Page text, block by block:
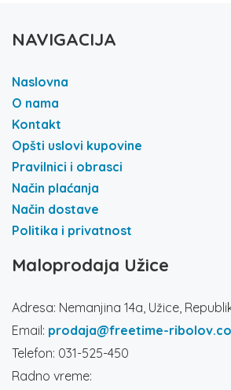
NAVIGACIJA
Naslovna
O nama
Kontakt
Opšti uslovi kupovine
Pravilnici i obrasci
Način plaćanja
Način dostave
Politika i privatnost
Maloprodaja Užice
Adresa: Nemanjina 14a, Užice,
Email: prodaja@freetime-
Telefon: 031-525-450
Radno vreme: